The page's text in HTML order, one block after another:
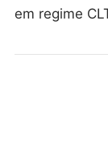
em regime